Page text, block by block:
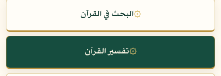
۞البحث في القرآن
۞تفسير القرآن